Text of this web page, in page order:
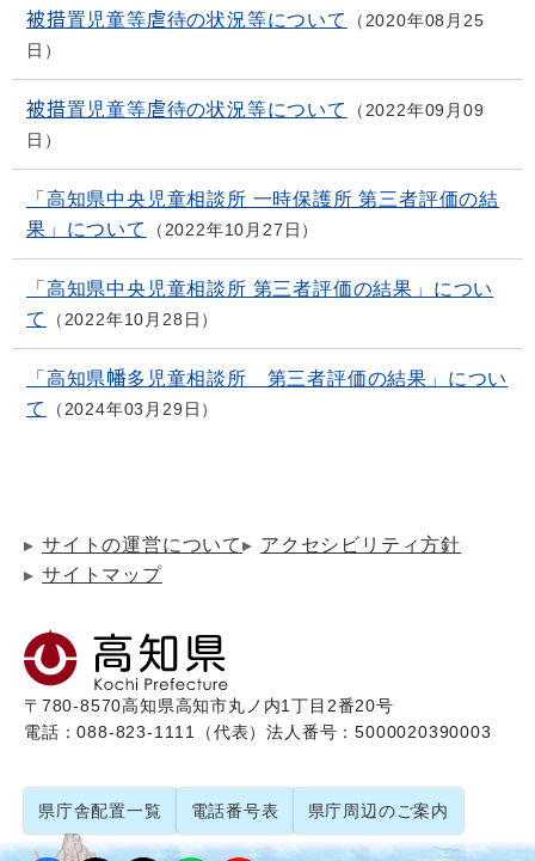
被措置児童等虐待の状況等について
2020年08月25
日
被措置児童等虐待の状況等について
2022年09月09
日
「高知県中央児童相談所 一時保護所 第三者評価の結
果」について
2022年10月27日
「高知県中央児童相談所 第三者評価の結果」につい
て
2022年10月28日
「高知県幡多児童相談所 第三者評価の結果」につい
て
2024年03月29日
サイトの運営について
アクセシビリティ方針
サイトマップ
〒780-8570高知県高知市丸ノ内1丁目2番20号
電話：088-823-1111（代表）法人番号：5000020390003
県庁舎配置一覧 電話番号表 県庁周辺のご案内